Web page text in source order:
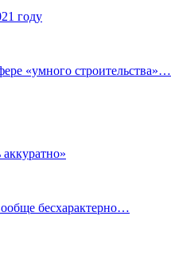
году
«умного строительства»…
бесхарактерно…